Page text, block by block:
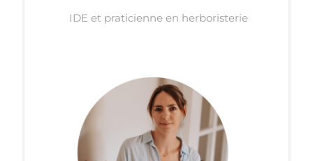
IDE et praticienne en herboristerie